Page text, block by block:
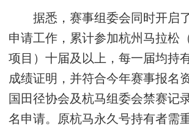
据悉，赛事组委会同时开启
申请工作，累计参加杭州马拉松
项目）十届及以上，每一届均持
成绩证明，并符合今年赛事报名
国田径协会及杭马组委会禁赛记
名申请。原杭马永久号持有者需